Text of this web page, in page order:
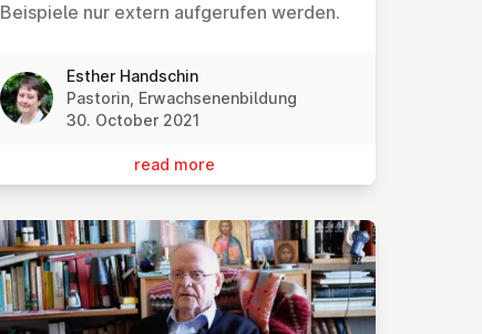
Beispiele nur extern aufgerufen werden.
Esther Handschin
Pastorin, Erwachsenenbildung
30. October 2021
read more